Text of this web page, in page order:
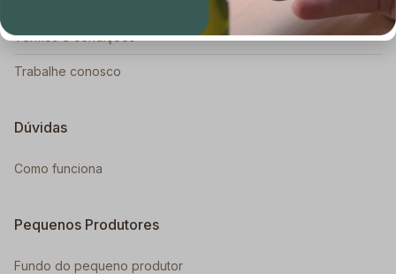
Termos e condições
Trabalhe conosco
Dúvidas
Como funciona
Pequenos Produtores
Fundo do pequeno produtor